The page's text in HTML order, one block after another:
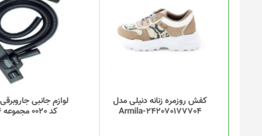
کفش روزمره زنانه دنیلی مدل
Armila-242070177704
لوازم جانبی
کد 0020 مجموعه 4 عددی